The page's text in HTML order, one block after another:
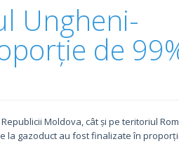
Ungheni-
de
Moldova, cât și pe teritoriul
la gazoduct au fost finalizate în